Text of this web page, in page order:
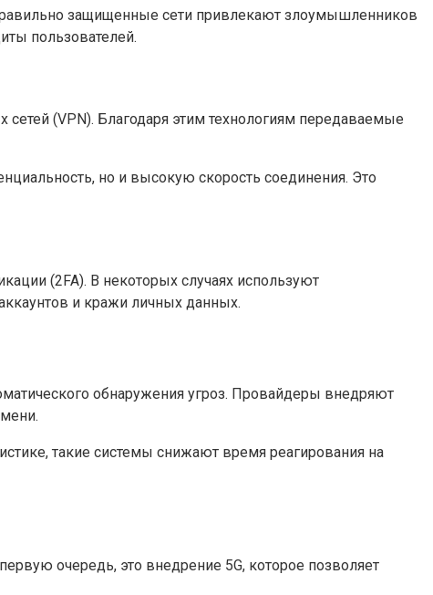
защищенные сети привлекают злоумышленников
пользователей.
(VPN). Благодаря этим технологиям передаваемые
но и высокую скорость соединения. Это
(2FA). В некоторых случаях используют
и кражи личных данных.
обнаружения угроз. Провайдеры внедряют
такие системы снижают время реагирования на
очередь, это внедрение 5G, которое позволяет